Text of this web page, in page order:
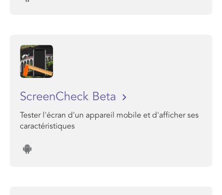
ScreenCheck Beta
Tester l'écran d'un appareil mobile et d'afficher ses
caractéristiques